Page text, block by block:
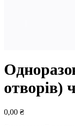
отворів)
0,00 ₴